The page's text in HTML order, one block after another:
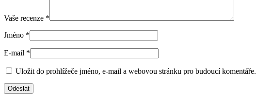
Vaše recenze *
Jméno *
E-mail *
Uložit do prohlížeče jméno, e-mail a webovou stránku pro budoucí komentáře.